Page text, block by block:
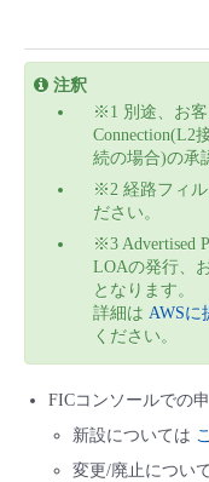
注釈
※1 別途、お客
Connection(L2
続の場合)の承
※2 経路フィ
ださい。
※3 Advertised
LOAの発行、
となります。
詳細は AWSに
ください。
FICコンソールでの
新設については
変更/廃止につい